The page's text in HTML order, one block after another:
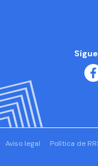
Aviso legal Política de